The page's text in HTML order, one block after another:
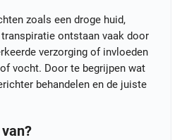
zoals een droge huid,
ontstaan vaak door
verzorging of invloeden
vocht. Door te begrijpen wat
behandelen en de juiste